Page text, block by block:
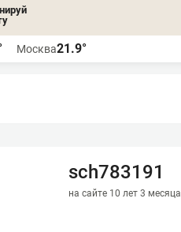
Москва21.9°
sch783191
на сайте 10 лет 3 месяца